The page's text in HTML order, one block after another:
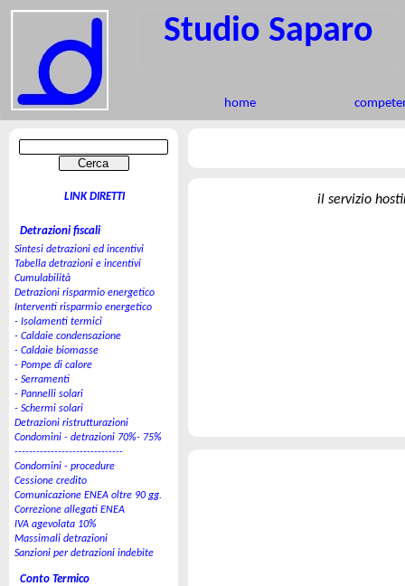
Studio Saparo
LINK DIRETTI
Detrazioni fiscali
Conto Termico
Sintesi detrazioni ed incentivi
Tabella detrazioni e incentivi
Cumulabilità
Detrazioni risparmio energetico
Interventi risparmio energetico
- Isolamenti termici
- Caldaie condensazione
- Caldaie biomasse
- Pompe di calore
- Serramenti
- Pannelli solari
- Schermi solari
Detrazioni ristrutturazioni
Condomìni - detrazioni 70%- 75%
------------------------------
Condomini - procedure
Cessione credito
Comunicazione ENEA oltre 90 gg.
Correzione allegati ENEA
IVA agevolata 10%
Massimali detrazioni
Sanzioni per detrazioni indebite
home
il servizio